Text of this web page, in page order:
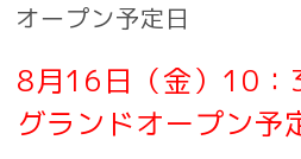
オープン予定日
8月16日（金）10
グランドオープン予